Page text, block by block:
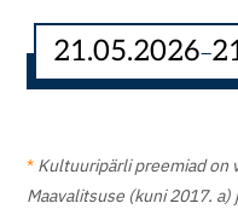
21.05.2026–
* Kultuuripärli preemiad on
Maavalitsuse (kuni 2017. a)